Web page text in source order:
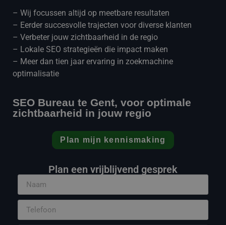
– Wij focussen altijd op meetbare resultaten
– Eerder succesvolle trajecten voor diverse klanten
– Verbeter jouw zichtbaarheid in de regio
– Lokale SEO strategieën die impact maken
– Meer dan tien jaar ervaring in zoekmachine
optimalisatie
SEO Bureau te Gent, voor optimale
zichtbaarheid in jouw regio
Plan mijn kennismaking
Plan een vrijblijvend gesprek